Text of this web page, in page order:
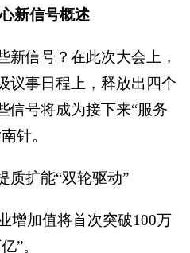
新信号概述
新信号？ 在此次大会上，
议事日程上，释放出四个
信号将成为接下来‍“服务
针。
质扩能“双轮驱动”‍
增加值将首次突破100万
”。